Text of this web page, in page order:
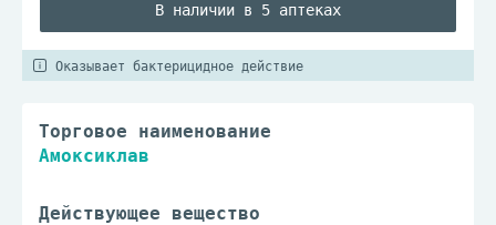
В наличии в 5 аптеках
Оказывает бактерицидное действие
Торговое наименование
Амоксиклав
Действующее вещество